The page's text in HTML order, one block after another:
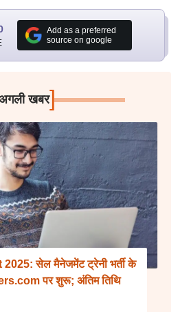
Add as a preferred
source on google
खबर]
सेल मैनेजमेंट ट्रेनी भर्ती के
पर शुरू; अंतिम तिथि